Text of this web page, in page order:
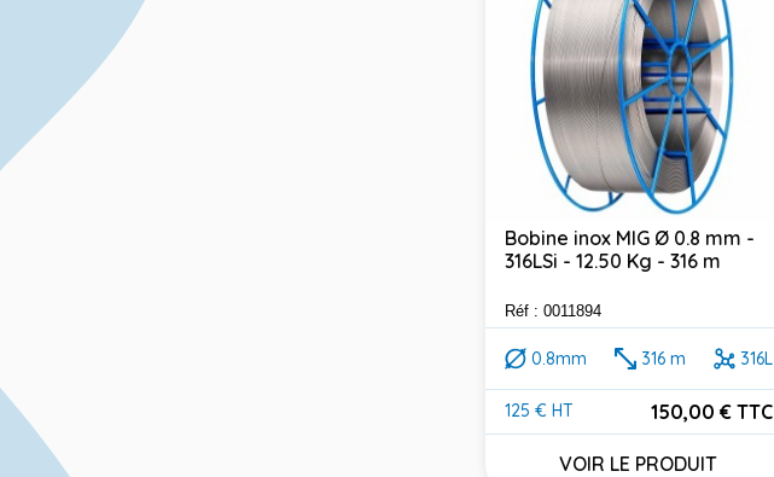
Bobine inox MIG Ø 0.8 mm -
316LSi - 12.50 Kg - 316 m
Réf : 0011894
0.8mm 316 m 316L
125 € HT
Prix
150,00 € TTC
VOIR LE PRODUIT